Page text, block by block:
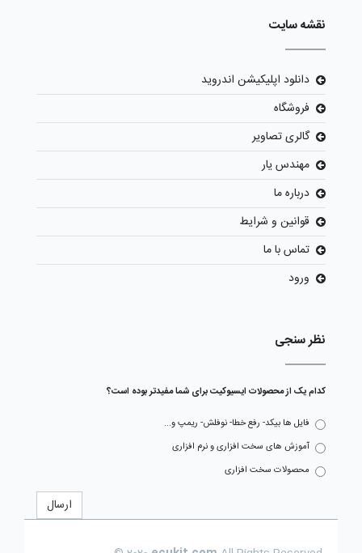
نقشه سایت
دانلود اپلیکیشن اندروید
فروشگاه
گالری تصاویر
مهندس یار
درباره ما
قوانین و شرایط
تماس با ما
ورود
نظر سنجی
کدام یک از محصولات ایسیوکیت برای شما مفیدتر بوده است؟
فایل ها بیکد- رفع خطا- نوفلش- ریمپ و...
آموزش های سخت افزاری و نرم افزاری
محصولات سخت افزاری
ارسال